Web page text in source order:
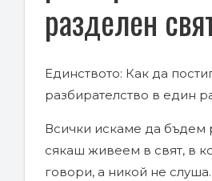
разделен
Единството: Как да
разбирателство в един
Всички искаме да бъдем
сякаш живеем в свят, в
говори, а никой не